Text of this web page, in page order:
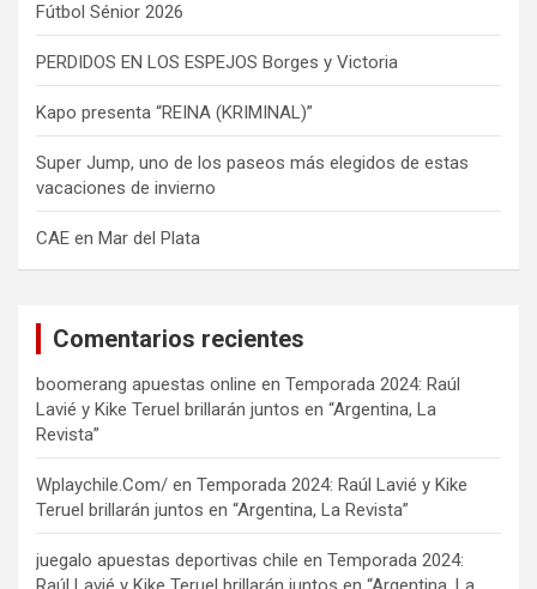
Fútbol Sénior 2026
PERDIDOS EN LOS ESPEJOS Borges y Victoria
Kapo presenta “REINA (KRIMINAL)”
Super Jump, uno de los paseos más elegidos de estas
vacaciones de invierno
CAE en Mar del Plata
Comentarios recientes
boomerang apuestas online en Temporada 2024: Raúl
Lavié y Kike Teruel brillarán juntos en “Argentina, La
Revista”
Wplaychile.Com/ en Temporada 2024: Raúl Lavié y Kike
Teruel brillarán juntos en “Argentina, La Revista”
juegalo apuestas deportivas chile en Temporada 2024: